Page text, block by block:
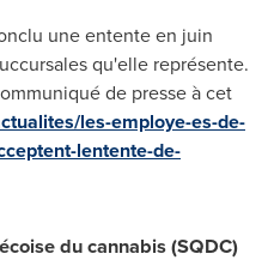
une entente en juin
qu'elle représente.
de presse à cet
les-employe-es-de-
lentente-de-
du cannabis (SQDC)